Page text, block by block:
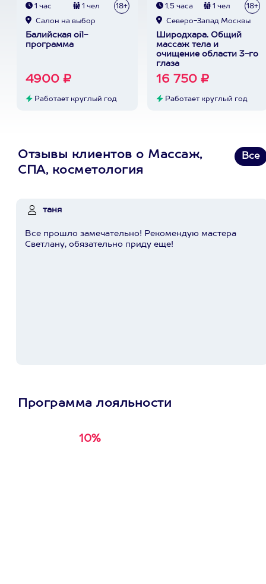
1 час 1 чел 18+
Cалон на выбор
Балийская oil-
программа
4900 ₽
Работает круглый год
1,5 часа 1 чел 18+
Северо-Запад Москвы
Широдхара. Общий
массаж тела и
очищение области 3-го
глаза
16 750 ₽
Работает круглый год
Отзывы клиентов о Массаж,
СПА, косметология
Все
таня
Все прошло замечательно! Рекомендую мастера
Светлану, обязательно приду еще!
Программа лояльности
10%